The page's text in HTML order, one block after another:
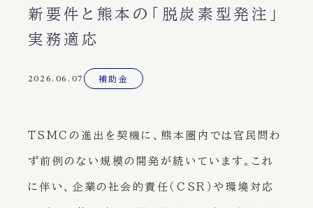
新要件と熊本の「脱炭素型発注」
実務適応
2026.06.07 補助金
TSMCの進出を契機に、熊本圏内では官民問わ
ず前例のない規模の開発が続いています。これ
に伴い、企業の社会的責任（CSR）や環境対応